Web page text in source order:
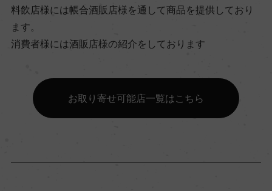
地区名
メドック
料飲店様には帳合酒販店様を通して商品を提供しており
ます。
消費者様には酒販店様の紹介をしております
お取り寄せ可能店一覧はこちら